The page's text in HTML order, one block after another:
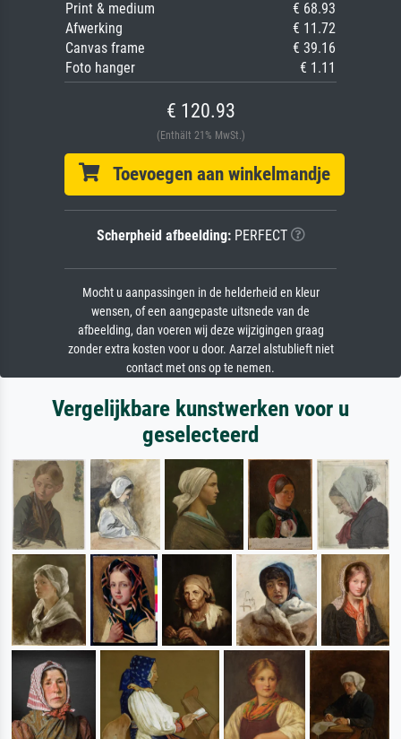
Print & medium
€ 68.93
Afwerking
€ 11.72
Canvas frame
€ 39.16
Foto hanger
€ 1.11
€ 120.93
(Enthält 21% MwSt.)
Toevoegen aan winkelmandje
Scherpheid afbeelding:PERFECT
Mocht u aanpassingen in de helderheid en kleur
wensen, of een aangepaste uitsnede van de
afbeelding, dan voeren wij deze wijzigingen graag
zonder extra kosten voor u door. Aarzel alstublieft niet
contact met ons op te nemen.
Vergelijkbare kunstwerken voor u
geselecteerd